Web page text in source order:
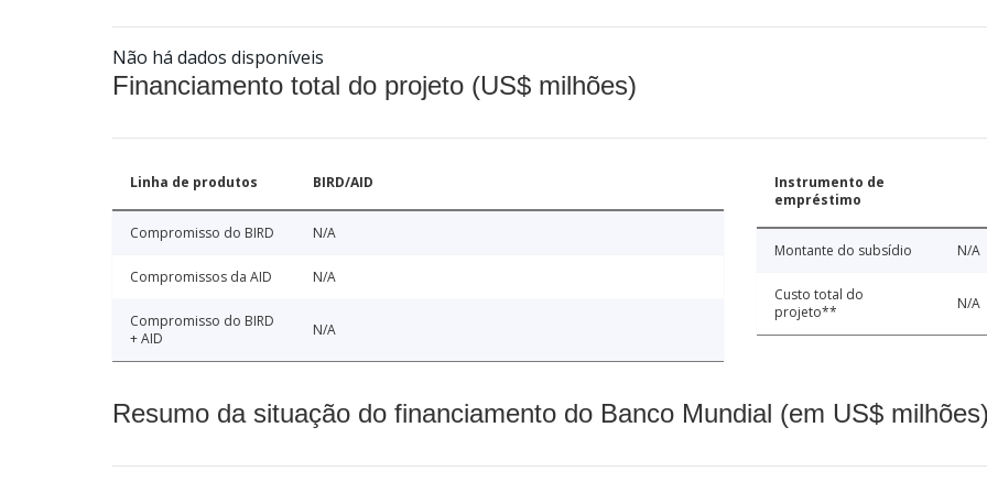
Não há dados disponíveis
Financiamento total do projeto (US$ milhões)
Linha de produtos BIRD/AID
Compromisso do BIRD N/A
Compromissos da AID N/A
Compromisso do BIRD
+ AID
N/A
Instrumento de
empréstimo
Montante do subsídio N/A
Custo total do
projeto**
N/A
Resumo da situação do financiamento do Banco Mundial (em US$